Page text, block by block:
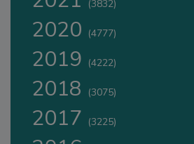
(3832)
2020 (4777)
2019 (4222)
2018 (3075)
2017 (3225)